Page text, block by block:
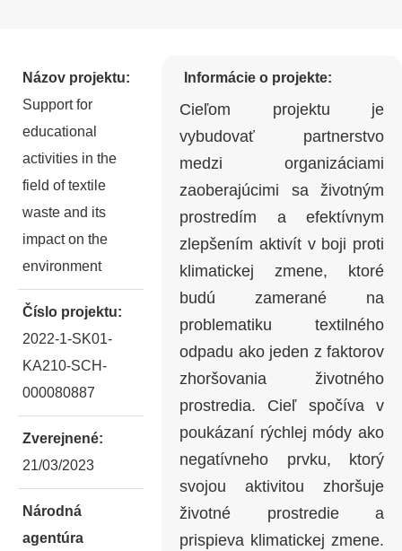
Názov projektu:
Support for
educational
activities in the
field of textile
waste and its
impact on the
environment
Číslo projektu:
2022-1-SK01-
KA210-SCH-
000080887
Zverejnené:
21/03/2023
Národná
agentúra
Informácie o projekte:
Cieľom projektu je
vybudovať partnerstvo
medzi organizáciami
zaoberajúcimi sa životným
prostredím a efektívnym
zlepšením aktivít v boji proti
klimatickej zmene, ktoré
budú zamerané na
problematiku textilného
odpadu ako jeden z faktorov
zhoršovania životného
prostredia. Cieľ spočíva v
poukázaní rýchlej módy ako
negatívneho prvku, ktorý
svojou aktivitou zhoršuje
životné prostredie a
prispieva klimatickej zmene.